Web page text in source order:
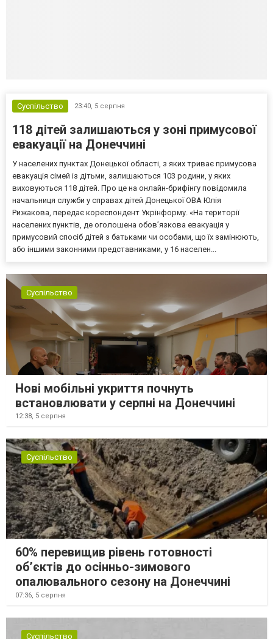
Суспільство 23:40, 5 серпня
118 дітей залишаються у зоні примусової
евакуації на Донеччині
У населених пунктах Донецької області, з яких триває примусова
евакуація сімей із дітьми, залишаються 103 родини, у яких
виховуються 118 дітей. Про це на онлайн-брифінгу повідомила
начальниця служби у справах дітей Донецької ОВА Юлія
Рижакова, передає кореспондент Укрінформу. «На території
населених пунктів, де оголошена обов’язкова евакуація у
примусовий спосіб дітей з батьками чи особами, що їх замінюють,
або іншими законними представниками, у 16 населен...
Суспільство
Нові мобільні укриття почнуть
встановлювати у серпні на Донеччині
12:38, 5 серпня
Суспільство
60% перевищив рівень готовності
об’єктів до осінньо-зимового
опалювального сезону на Донеччині
07:36, 5 серпня
Суспільство